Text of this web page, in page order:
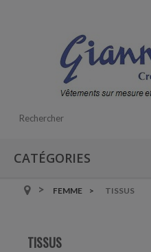
CATÉGORIES
FEMME TISSUS
TISSUS